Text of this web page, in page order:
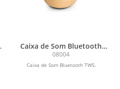
Caixa de Som Bluetooth
TWS
08004
Caixa de Som Bluetooth TWS.